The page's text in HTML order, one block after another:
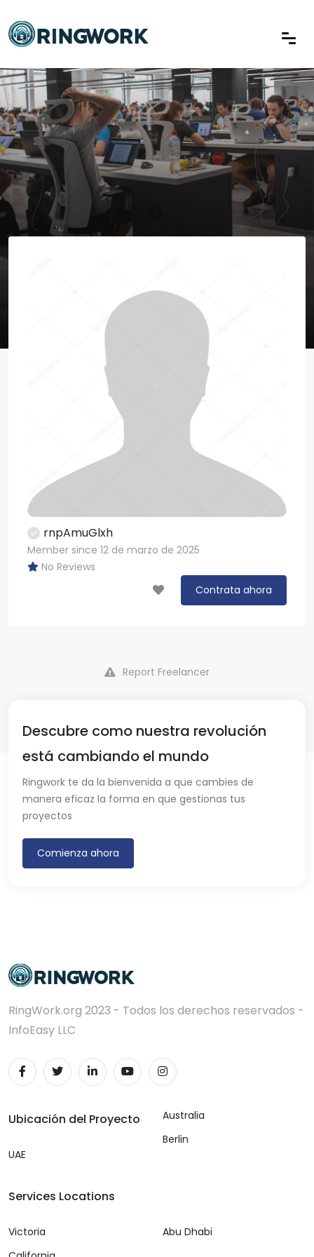
rnpAmuGlxh
Member since 12 de marzo de 2025
No Reviews
Contrata ahora
Report Freelancer
Descubre como nuestra revolución
está cambiando el mundo
Ringwork te da la bienvenida a que cambies de
manera eficaz la forma en que gestionas tus
proyectos
Comienza ahora
RingWork.org 2023 - Todos los derechos reservados -
InfoEasy LLC
Ubicación del Proyecto
UAE
Australia
Berlin
Services Locations
Victoria
Abu Dhabi